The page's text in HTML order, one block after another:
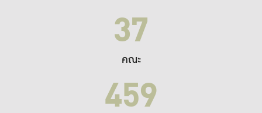
37
คณะ
459